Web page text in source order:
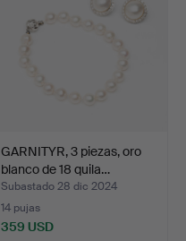
GARNITYR, 3 piezas, oro
blanco de 18 quila…
Subastado 28 dic 2024
14 pujas
359 USD